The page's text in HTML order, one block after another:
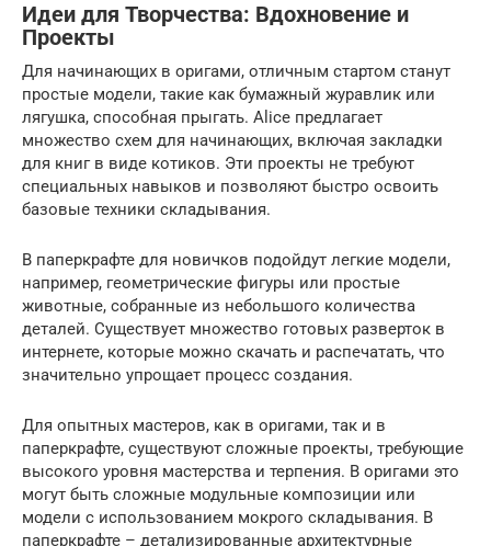
Идеи для Творчества: Вдохновение и
Проекты
Для начинающих в оригами, отличным стартом станут
простые модели, такие как бумажный журавлик или
лягушка, способная прыгать. Alice предлагает
множество схем для начинающих, включая закладки
для книг в виде котиков. Эти проекты не требуют
специальных навыков и позволяют быстро освоить
базовые техники складывания.
В паперкрафте для новичков подойдут легкие модели,
например, геометрические фигуры или простые
животные, собранные из небольшого количества
деталей. Существует множество готовых разверток в
интернете, которые можно скачать и распечатать, что
значительно упрощает процесс создания.
Для опытных мастеров, как в оригами, так и в
паперкрафте, существуют сложные проекты, требующие
высокого уровня мастерства и терпения. В оригами это
могут быть сложные модульные композиции или
модели с использованием мокрого складывания. В
паперкрафте – детализированные архитектурные